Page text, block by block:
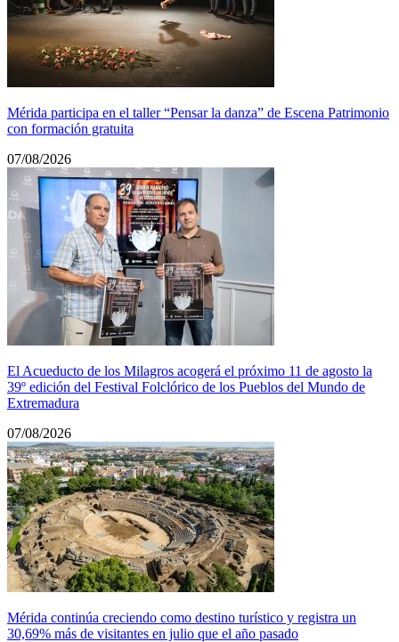
Mérida participa en el taller “Pensar la danza” de Escena Patrimonio
con formación gratuita
07/08/2026
El Acueducto de los Milagros acogerá el próximo 11 de agosto la
39º edición del Festival Folclórico de los Pueblos del Mundo de
Extremadura
07/08/2026
Mérida continúa creciendo como destino turístico y registra un
30,69% más de visitantes en julio que el año pasado